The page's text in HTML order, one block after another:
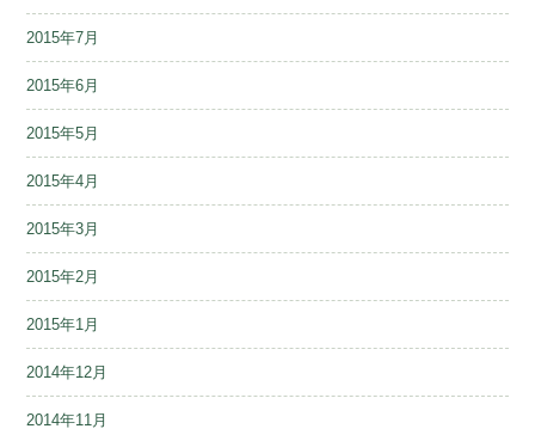
2015年7月
2015年6月
2015年5月
2015年4月
2015年3月
2015年2月
2015年1月
2014年12月
2014年11月